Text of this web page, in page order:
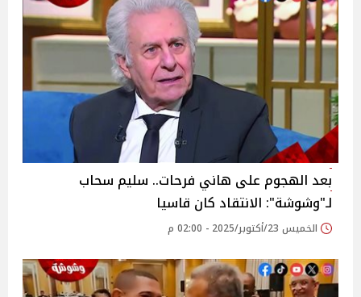
بعد الهجوم على هاني فرحات.. سليم سحاب
لـ"وشوشة": الانتقاد كان قاسيا
الخميس 23/أكتوبر/2025 - 02:00 م